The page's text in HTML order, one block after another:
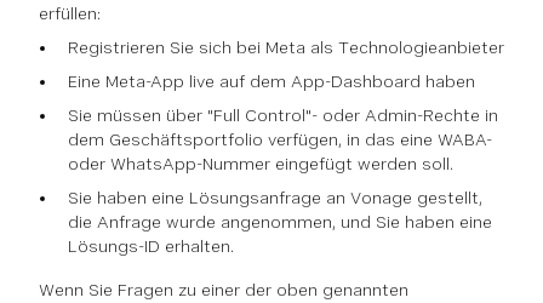
erfüllen:
Registrieren Sie sich bei Meta als Technologieanbieter
Eine Meta-App live auf dem App-Dashboard haben
Sie müssen über "Full Control"- oder Admin-Rechte in
dem Geschäftsportfolio verfügen, in das eine WABA-
oder WhatsApp-Nummer eingefügt werden soll.
Sie haben eine Lösungsanfrage an Vonage gestellt,
die Anfrage wurde angenommen, und Sie haben eine
Lösungs-ID erhalten.
Wenn Sie Fragen zu einer der oben genannten